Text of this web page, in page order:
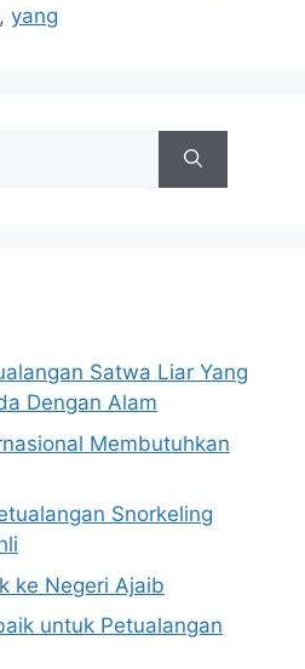
, yang
Satwa Liar Yang
Dengan Alam
Membutuhkan
Snorkeling
ke Negeri Ajaib
untuk Petualangan